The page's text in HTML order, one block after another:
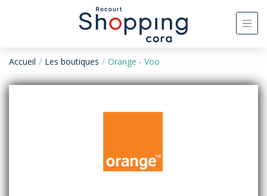
Accueil Les boutiques Orange - Voo